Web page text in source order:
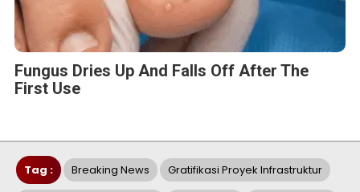
Fungus Dries Up And Falls Off After The
First Use
Tag : Breaking News Gratifikasi Proyek Infrastruktur